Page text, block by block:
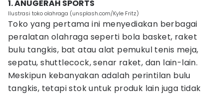
1. ANUGERAH SPORTS
Ilustrasi toko olahraga (unsplash.com/Kyle Fritz)
Toko yang pertama ini menyediakan berbagai
peralatan olahraga seperti bola basket, raket
bulu tangkis, bat atau alat pemukul tenis meja,
sepatu, shuttlecock, senar raket, dan lain-lain.
Meskipun kebanyakan adalah perintilan bulu
tangkis, tetapi stok untuk produk lain juga tidak